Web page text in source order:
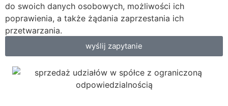
do swoich danych osobowych, możliwości ich
poprawienia, a także żądania zaprzestania ich
przetwarzania.
wyślij zapytanie